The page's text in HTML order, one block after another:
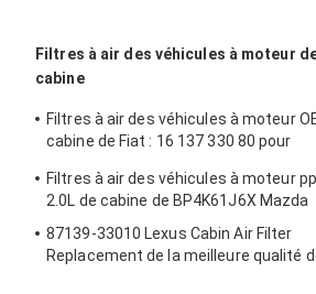
Filtres à air des véhicules à moteur
cabine
Filtres à air des véhicules à moteur
cabine de Fiat : 16 137 330 80 pour
Filtres à air des véhicules à moteur
2.0L de cabine de BP4K61J6X Mazda
87139-33010 Lexus Cabin Air Filter
Replacement de la meilleure qualité